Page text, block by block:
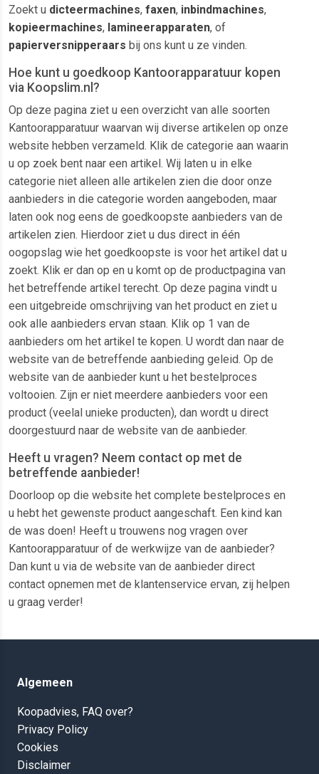
Zoekt u dicteermachines, faxen, inbindmachines,
kopieermachines, lamineerapparaten, of
papierversnipperaars bij ons kunt u ze vinden.
Hoe kunt u goedkoop Kantoorapparatuur kopen
via Koopslim.nl?
Op deze pagina ziet u een overzicht van alle soorten
Kantoorapparatuur waarvan wij diverse artikelen op onze
website hebben verzameld. Klik de categorie aan waarin
u op zoek bent naar een artikel. Wij laten u in elke
categorie niet alleen alle artikelen zien die door onze
aanbieders in die categorie worden aangeboden, maar
laten ook nog eens de goedkoopste aanbieders van de
artikelen zien. Hierdoor ziet u dus direct in één
oogopslag wie het goedkoopste is voor het artikel dat u
zoekt. Klik er dan op en u komt op de productpagina van
het betreffende artikel terecht. Op deze pagina vindt u
een uitgebreide omschrijving van het product en ziet u
ook alle aanbieders ervan staan. Klik op 1 van de
aanbieders om het artikel te kopen. U wordt dan naar de
website van de betreffende aanbieding geleid. Op de
website van de aanbieder kunt u het bestelproces
voltooien. Zijn er niet meerdere aanbieders voor een
product (veelal unieke producten), dan wordt u direct
doorgestuurd naar de website van de aanbieder.
Heeft u vragen? Neem contact op met de
betreffende aanbieder!
Doorloop op die website het complete bestelproces en
u hebt het gewenste product aangeschaft. Een kind kan
de was doen! Heeft u trouwens nog vragen over
Kantoorapparatuur of de werkwijze van de aanbieder?
Dan kunt u via de website van de aanbieder direct
contact opnemen met de klantenservice ervan, zij helpen
u graag verder!
Algemeen
Koopadvies, FAQ over?
Privacy Policy
Cookies
Disclaimer